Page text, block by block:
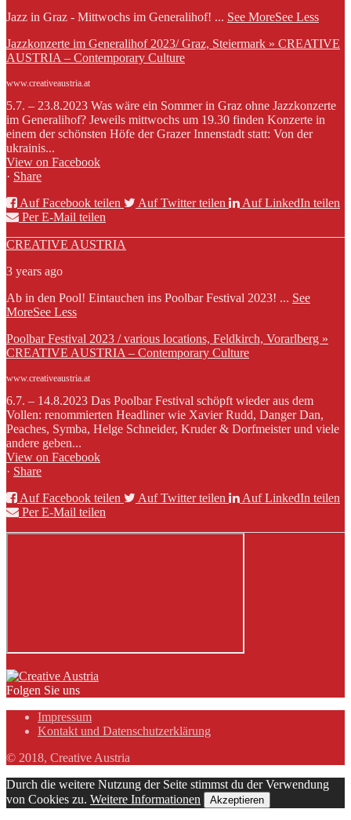
Jazz in Graz - Mittwochs im Generalihof! ... See MoreSee Less
Jazzkonzerte im Generalihof 2023/ Graz, Steiermark » CREATIVE
AUSTRIA – Contemporary Culture
www.creativeaustria.at
5.7. – 23.8.2023 Was wäre ein Sommer in Graz ohne Jazzkonzerte
im Generalihof? Jeweils mittwochs um 19.30 finden Konzerte in
einem der schönsten Höfe der Grazer Innenstadt statt: Von der
ukrainis...
View on Facebook
· Share
Auf Facebook teilen
Auf Twitter teilen
Auf LinkedIn teilen
Per E-Mail teilen
CREATIVE AUSTRIA
3 years ago
Ab in den Pool! Eintauchen ins Poolbar Festival 2023! ... See
MoreSee Less
Poolbar Festival 2023 / various locations, Feldkirch, Vorarlberg »
CREATIVE AUSTRIA – Contemporary Culture
www.creativeaustria.at
6.7. – 14.8.2023 Das Poolbar Festival schöpft wieder aus dem
Vollen: renommierten Headliner wie Xavier Rudd, Danger Dan,
Peaches, Symba, Helge Schneider, Kruder & Dorfmeister und viele
andere geben...
View on Facebook
· Share
Auf Facebook teilen
Auf Twitter teilen
Auf LinkedIn teilen
Per E-Mail teilen
Folgen Sie uns
Impressum
Kontakt und Datenschutzerklärung
© 2018, Creative Austria
Durch die weitere Nutzung der Seite stimmst du der Verwendung
von Cookies zu. Weitere Informationen Akzeptieren